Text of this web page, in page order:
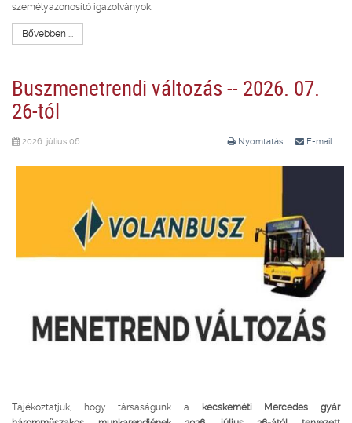
személyazonosító igazolványok.
Bővebben ...
Buszmenetrendi változás -- 2026. 07.
26-tól
Nyomtatás E-mail
2026. július 06.
Tájékoztatjuk, hogy társaságunk a
kecskeméti Mercedes gyár